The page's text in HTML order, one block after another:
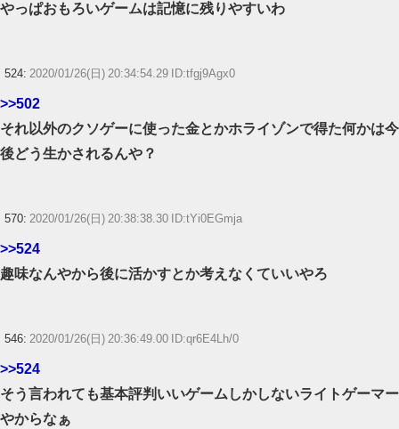
やっぱおもろいゲームは記憶に残りやすいわ
524: 2020/01/26(日) 20:34:54.29 ID:tfgj9Agx0
>>502
それ以外のクソゲーに使った金とかホライゾンで得た何かは今
後どう生かされるんや？
570: 2020/01/26(日) 20:38:38.30 ID:tYi0EGmja
>>524
趣味なんやから後に活かすとか考えなくていいやろ
546: 2020/01/26(日) 20:36:49.00 ID:qr6E4Lh/0
>>524
そう言われても基本評判いいゲームしかしないライトゲーマー
やからなぁ